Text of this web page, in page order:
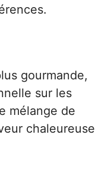
gourmande,
sur les
mélange de
chaleureuse